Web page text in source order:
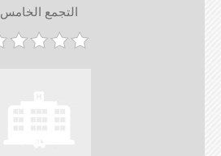
التجمع الخامس